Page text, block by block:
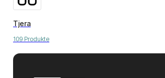
Tjera
109 Produkte